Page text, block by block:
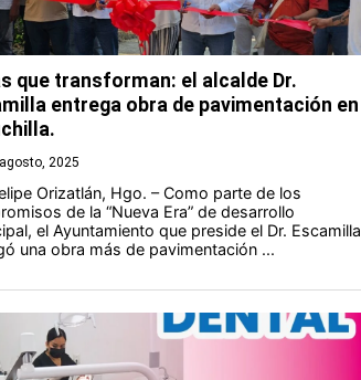
que transforman: el alcalde Dr.
entrega obra de pavimentación en
2025
Orizatlán, Hgo. – Como parte de los
de la “Nueva Era” de desarrollo
el Ayuntamiento que preside el Dr. Escamilla
una obra más de pavimentación ...